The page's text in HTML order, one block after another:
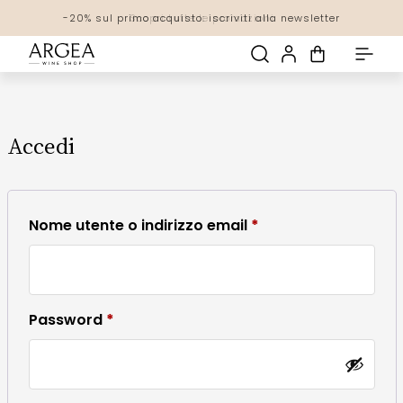
Spedizione gratuita! con una spesa di 69€
Scopri tutte le promozioni
-20% sul primo acquisto: iscriviti alla newsletter
Accedi
Nome utente o indirizzo email *Richiesto
Password *Richiesto